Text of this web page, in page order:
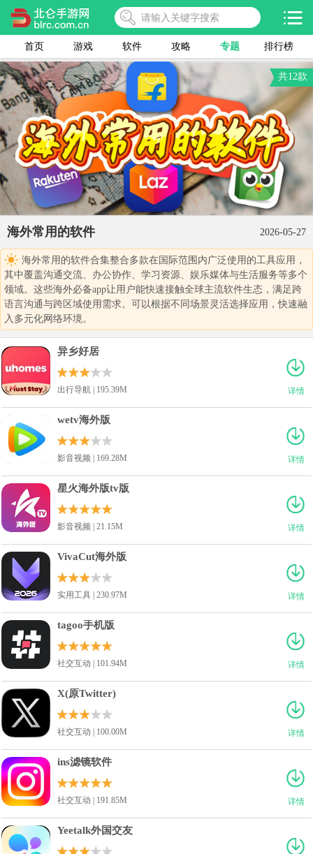
首页 游戏 软件 攻略 专题 排行榜
共12款
海外常用的软件 2026-05-27
海外常用的软件合集整合多款在国际范围内广泛使用的工具应用，
其中覆盖沟通交流、办公协作、学习资源、娱乐媒体与生活服务等多个
领域。这些海外必备app让用户能快速接触全球主流软件生态，满足跨
语言沟通与跨区域使用需求。可以根据不同场景灵活选择应用，快速融
入多元化网络环境。
详情
异乡好居
出行导航 | 195.39M
详情
wetv海外版
影音视频 | 169.28M
详情
星火海外版tv版
影音视频 | 21.15M
详情
VivaCut海外版
实用工具 | 230.97M
详情
tagoo手机版
社交互动 | 101.94M
详情
X(原Twitter)
社交互动 | 100.00M
详情
ins滤镜软件
社交互动 | 191.85M
Yeetalk外国交友